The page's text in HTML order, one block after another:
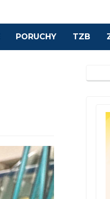
PORUCHY TZB